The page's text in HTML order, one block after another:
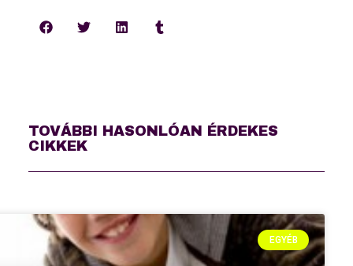
TOVÁBBI HASONLÓAN ÉRDEKES
CIKKEK
EGYÉB